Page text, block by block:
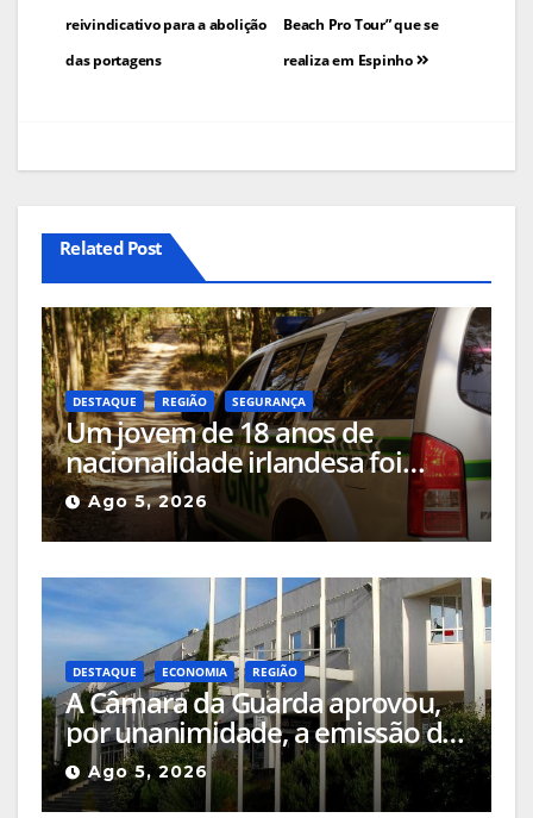
Beach Pro Tour” que se
realiza em Espinho
reivindicativo para a abolição
das portagens
Related Post
DESTAQUE REGIÃO SEGURANÇA
Um jovem de 18 anos de
nacionalidade irlandesa foi
detido pela GNR em Celorico da
Beira pelo crime de incêndio
rural
Ago 5, 2026
DESTAQUE ECONOMIA REGIÃO
A Câmara da Guarda aprovou,
por unanimidade, a emissão do
parecer favorável de estatuto
de Utilidade Pública para o
Ago 5, 2026